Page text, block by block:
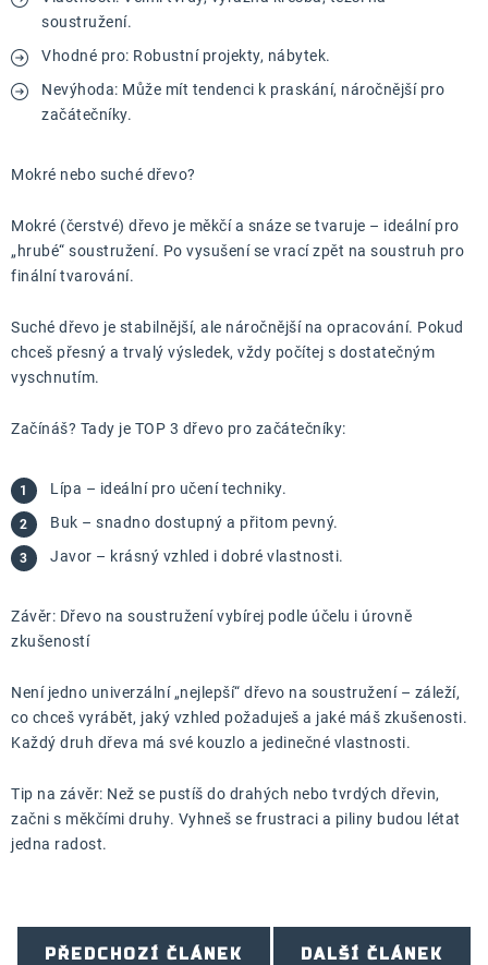
soustružení.
Vhodné pro: Robustní projekty, nábytek.
Nevýhoda: Může mít tendenci k praskání, náročnější pro
začátečníky.
Mokré nebo suché dřevo?
Mokré (čerstvé) dřevo je měkčí a snáze se tvaruje – ideální pro
„hrubé“ soustružení. Po vysušení se vrací zpět na soustruh pro
finální tvarování.
Suché dřevo je stabilnější, ale náročnější na opracování. Pokud
chceš přesný a trvalý výsledek, vždy počítej s dostatečným
vyschnutím.
Začínáš? Tady je TOP 3 dřevo pro začátečníky:
Lípa – ideální pro učení techniky.
Buk – snadno dostupný a přitom pevný.
Javor – krásný vzhled i dobré vlastnosti.
Závěr: Dřevo na soustružení vybírej podle účelu i úrovně
zkušeností
Není jedno univerzální „nejlepší“ dřevo na soustružení – záleží,
co chceš vyrábět, jaký vzhled požaduješ a jaké máš zkušenosti.
Každý druh dřeva má své kouzlo a jedinečné vlastnosti.
Tip na závěr: Než se pustíš do drahých nebo tvrdých dřevin,
začni s měkčími druhy. Vyhneš se frustraci a piliny budou létat
jedna radost.
PŘEDCHOZÍ ČLÁNEK DALŠÍ ČLÁNEK